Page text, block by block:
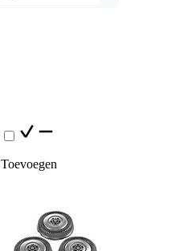
Toevoegen